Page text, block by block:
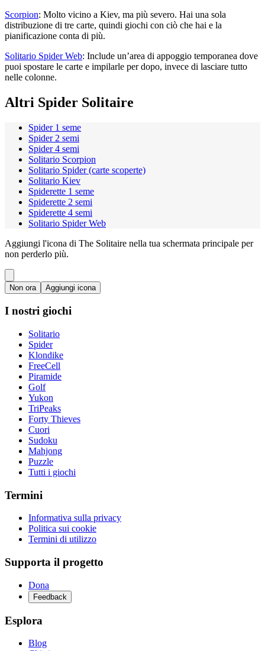
Scorpion: Molto vicino a Kiev, ma più severo. Hai una sola
distribuzione di tre carte, quindi giochi con ciò che hai e la
pianificazione conta di più.
Solitario Spider Web: Include un’area di appoggio temporanea dove
puoi spostare le carte e impilarle per dopo, invece di lasciare tutto
nelle colonne.
Altri Spider Solitaire
Spider 1 seme
Spider 2 semi
Spider 4 semi
Solitario Scorpion
Solitario Spider (carte scoperte)
Solitario Kiev
Spiderette 1 seme
Spiderette 2 semi
Spiderette 4 semi
Solitario Spider Web
Aggiungi l'icona di The Solitaire nella tua schermata principale per
non perderlo più.
Non ora Aggiungi icona
I nostri giochi
Solitario
Spider
Klondike
FreeCell
Piramide
Golf
Yukon
TriPeaks
Forty Thieves
Cuori
Sudoku
Mahjong
Puzzle
Tutti i giochi
Termini
Informativa sulla privacy
Politica sui cookie
Termini di utilizzo
Supporta il progetto
Dona
Feedback
Esplora
Blog